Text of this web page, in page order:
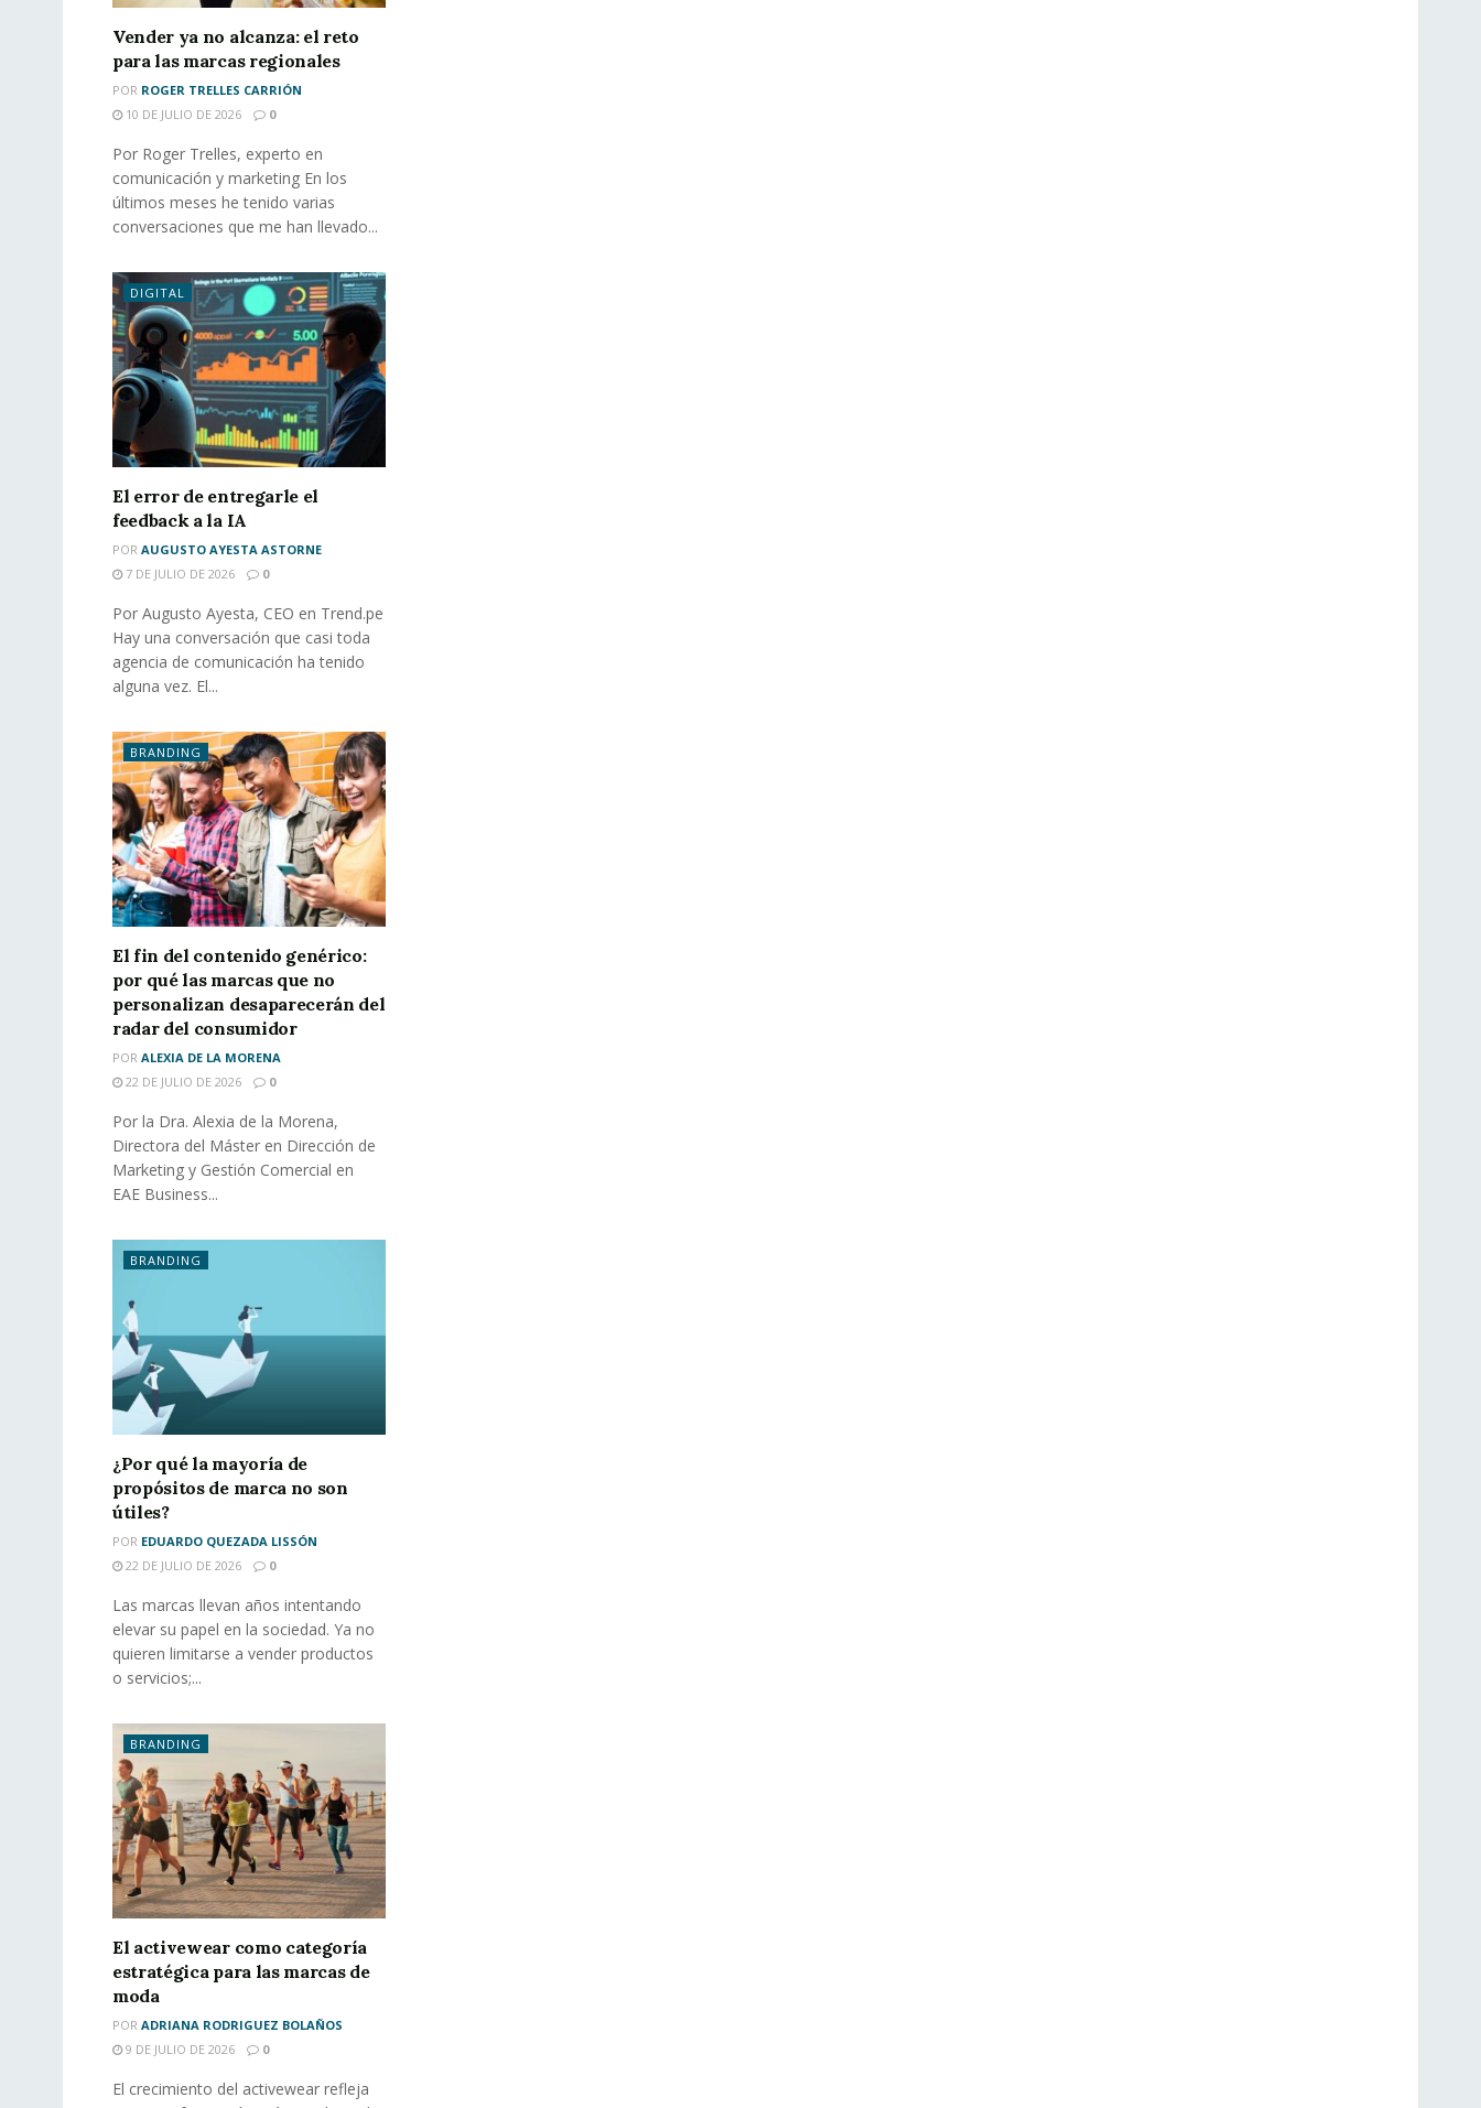
Vender ya no alcanza: el reto
para las marcas regionales
POR ROGER TRELLES CARRIÓN
10 DE JULIO DE 2026
0
Por Roger Trelles, experto en
comunicación y marketing En los
últimos meses he tenido varias
conversaciones que me han llevado...
DIGITAL
El error de entregarle el
feedback a la IA
POR AUGUSTO AYESTA ASTORNE
7 DE JULIO DE 2026
0
Por Augusto Ayesta, CEO en Trend.pe
Hay una conversación que casi toda
agencia de comunicación ha tenido
alguna vez. El...
BRANDING
El fin del contenido genérico:
por qué las marcas que no
personalizan desaparecerán del
radar del consumidor
POR ALEXIA DE LA MORENA
22 DE JULIO DE 2026
0
Por la Dra. Alexia de la Morena,
Directora del Máster en Dirección de
Marketing y Gestión Comercial en
EAE Business...
BRANDING
¿Por qué la mayoría de
propósitos de marca no son
útiles?
POR EDUARDO QUEZADA LISSÓN
22 DE JULIO DE 2026
0
Las marcas llevan años intentando
elevar su papel en la sociedad. Ya no
quieren limitarse a vender productos
o servicios;...
BRANDING
El activewear como categoría
estratégica para las marcas de
moda
POR ADRIANA RODRIGUEZ BOLAÑOS
9 DE JULIO DE 2026
0
El crecimiento del activewear refleja